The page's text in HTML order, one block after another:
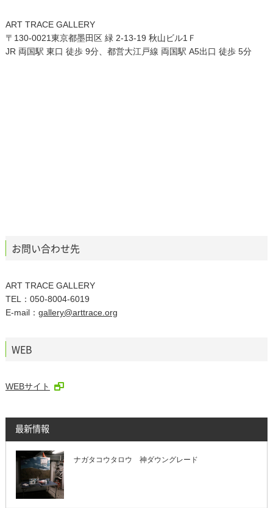
ART TRACE GALLERY
〒130-0021東京都墨田区 緑 2-13-19 秋山ビル1Ｆ
JR 両国駅 東口 徒歩 9分、都営大江戸線 両国駅 A5出口 徒歩 5分
お問い合わせ先
ART TRACE GALLERY
TEL：050-8004-6019
E-mail： gallery@arttrace.org
WEB
WEBサイト
最新情報
ナガタコウタロウ 神ダウングレード